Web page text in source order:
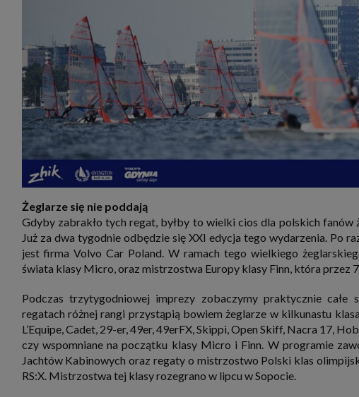
ograniczenia
oraz prawo do
Osobowych.Pod
uprawnień.
Żeglarze się nie poddają
Gdyby zabrakło tych regat, byłby to wielki cios dla polskich fanów
Już za dwa tygodnie odbędzie się XXI edycja tego wydarzenia. Po
jest firma Volvo Car Poland. W ramach tego wielkiego
świata klasy Micro, oraz mistrzostwa Europy klasy Finn, która przez
Podczas trzytygodniowej imprezy zobaczymy praktycznie
regatach różnej rangi przystąpią bowiem żeglarze w kilkunastu
L’Equipe, Cadet, 29-er, 49er, 49erFX, Skippi, Open Skiff, Nacra 17,
czy wspomniane na początku klasy Micro i Finn. W programie
Jachtów Kabinowych oraz regaty o mistrzostwo Polski klas
RS:X. Mistrzostwa tej klasy rozegrano w lipcu w Sopocie.